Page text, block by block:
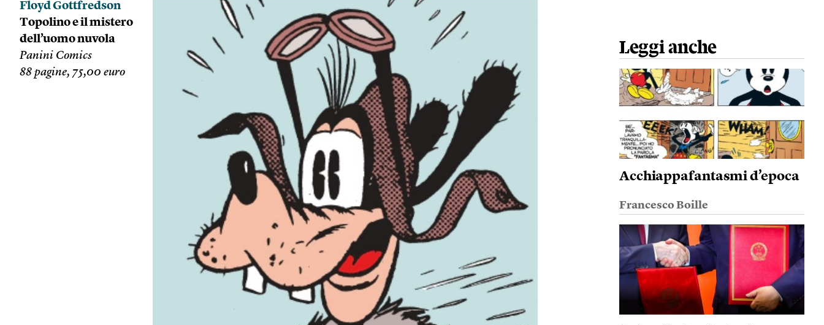
Floyd Gottfredson
Topolino e il mistero
dell’uomo nuvola
Panini Comics
88 pagine, 75,00 euro
Leggi anche
Acchiappafantasmi d’epoca
Francesco Boille